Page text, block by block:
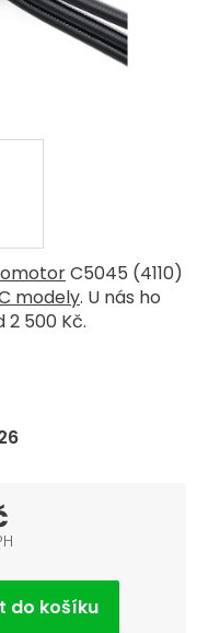
C5045 (4110)
modely. U nás ho
500 Kč.